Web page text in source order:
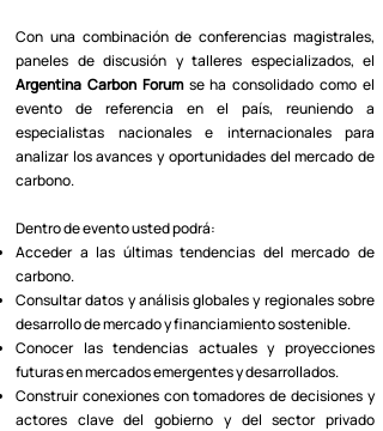
Con una combinación de conferencias magistrales,
paneles de discusión y talleres especializados, el
Argentina Carbon Forumse ha consolidado como el
evento de referencia en el país, reuniendo a
especialistas nacionales e internacionales para
analizar los avances y oportunidades del mercado de
carbono.
Dentro de evento usted podrá:
Acceder a las últimas tendencias del mercado de
carbono.
Consultar datos y análisis globales y regionales sobre
desarrollo de mercado y financiamiento sostenible.
Conocer las tendencias actuales y proyecciones
futuras en mercados emergentes y desarrollados.
Construir conexiones con tomadores de decisiones y
actores clave del gobierno y del sector privado